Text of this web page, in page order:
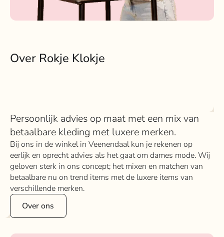
Over Rokje Klokje
Persoonlijk advies op maat met een mix van
betaalbare kleding met luxere merken.
Bij ons in de winkel in Veenendaal kun je rekenen op
eerlijk en oprecht advies als het gaat om dames mode. Wij
geloven sterk in ons concept; het mixen en matchen van
betaalbare nu on trend items met de luxere items van
verschillende merken.
Over ons